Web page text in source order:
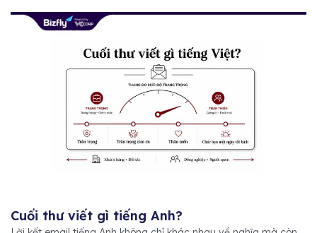
Cuối thư viết gì tiếng Anh?